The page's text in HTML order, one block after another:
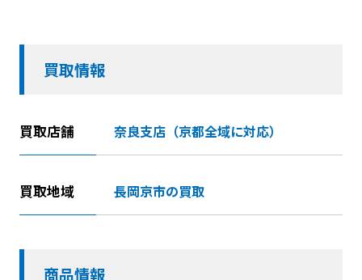
買取情報
買取店舗 奈良支店（京都全域に対応）
買取地域 長岡京市の買取
商品情報